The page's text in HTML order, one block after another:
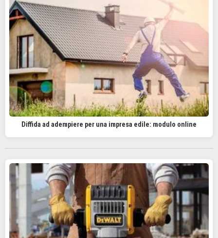
Diffida ad adempiere per una impresa edile: modulo online